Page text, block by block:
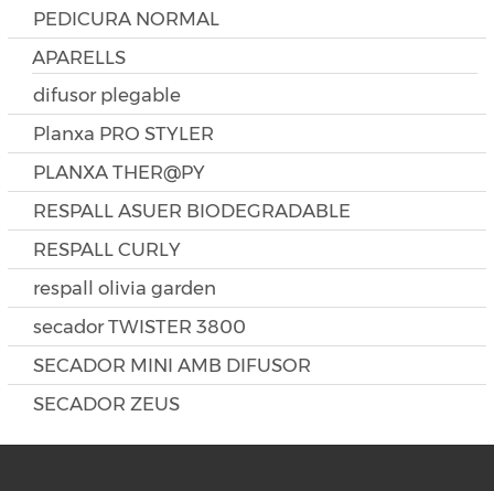
PEDICURA NORMAL
APARELLS
difusor plegable
Planxa PRO STYLER
PLANXA THER@PY
RESPALL ASUER BIODEGRADABLE
RESPALL CURLY
respall olivia garden
secador TWISTER 3800
SECADOR MINI AMB DIFUSOR
SECADOR ZEUS